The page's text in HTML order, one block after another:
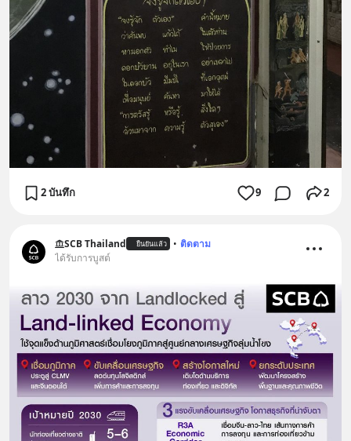
2 บันทึก 9 2
SCB Thailand ยืนยันแล้ว • ติดตาม
ได้รับการบูสต์